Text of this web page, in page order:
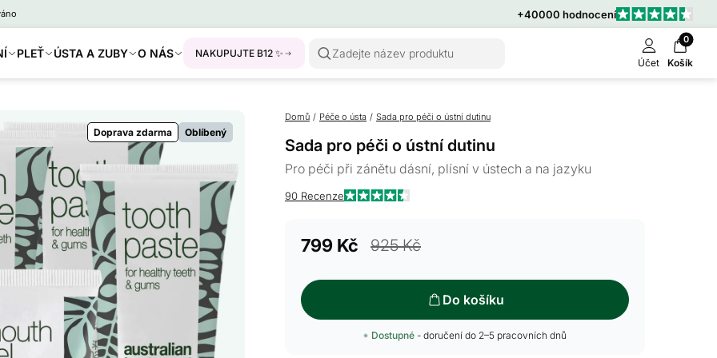
+40000 hodnocení
PLEŤ
ÚSTA A ZUBY
O NÁS NAKUPUJTE B12 ✨ Zadejte název produktu
Účet
0
Košík
Doprava zdarma Oblíbený
Domů / Péče o ústa / Sada pro péči o ústní dutinu
Sada pro péči o ústní dutinu
Pro péči při zánětu dásní, plísní v ústech a na jazyku
5
90 Recenze
Klikněte
přechod
recenzím
799 Kč 925 Kč
Do košíku
Dostupné- doručení do 2–5 pracovních dnů